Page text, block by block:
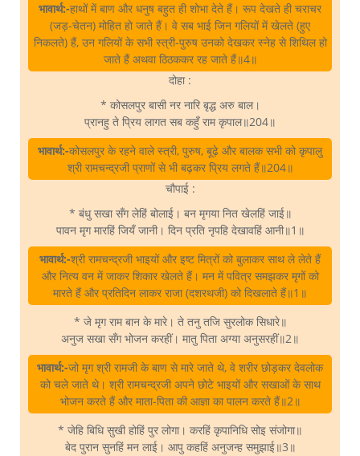
भावार्थ:-हाथों में बाण और धनुष बहुत ही शोभा देते हैं। रूप देखते ही चराचर
(जड़-चेतन) मोहित हो जाते हैं। वे सब भाई जिन गलियों में खेलते (हुए
निकलते) हैं, उन गलियों के सभी स्त्री-पुरुष उनको देखकर स्नेह से शिथिल हो
जाते हैं अथवा ठिठककर रह जाते हैं॥4॥
दोहा :
* कोसलपुर बासी नर नारि बृद्ध अरु बाल।
प्रानहु ते प्रिय लागत सब कहुँ राम कृपाल॥204॥
भावार्थ:-कोसलपुर के रहने वाले स्त्री, पुरुष, बूढ़े और बालक सभी को कृपालु
श्री रामचन्द्रजी प्राणों से भी बढ़कर प्रिय लगते हैं॥204॥
चौपाई :
* बंधु सखा सँग लेहिं बोलाई। बन मृगया नित खेलहिं जाई॥
पावन मृग मारहिं जियँ जानी। दिन प्रति नृपहि देखावहिं आनी॥1॥
भावार्थ:-श्री रामचन्द्रजी भाइयों और इष्ट मित्रों को बुलाकर साथ ले लेते हैं
और नित्य वन में जाकर शिकार खेलते हैं। मन में पवित्र समझकर मृगों को
मारते हैं और प्रतिदिन लाकर राजा (दशरथजी) को दिखलाते हैं॥1॥
* जे मृग राम बान के मारे। ते तनु तजि सुरलोक सिधारे॥
अनुज सखा सँग भोजन करहीं। मातु पिता अग्या अनुसरहीं॥2॥
भावार्थ:-जो मृग श्री रामजी के बाण से मारे जाते थे, वे शरीर छोड़कर देवलोक
को चले जाते थे। श्री रामचन्द्रजी अपने छोटे भाइयों और सखाओं के साथ
भोजन करते हैं और माता-पिता की आज्ञा का पालन करते हैं॥2॥
* जेहि बिधि सुखी होहिं पुर लोगा। करहिं कृपानिधि सोइ संजोगा॥
बेद पुरान सुनहिं मन लाई। आपु कहहिं अनुजन्ह समुझाई॥3॥